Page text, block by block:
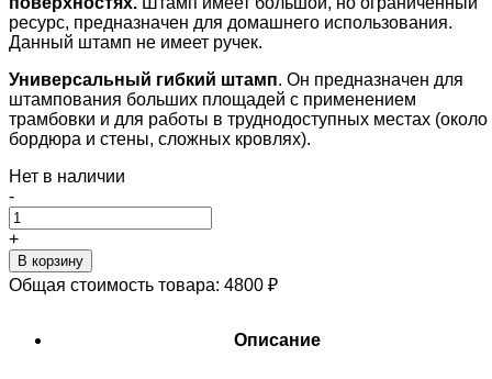
ресурс, предназначен для домашнего использования.
Данный штамп не имеет ручек.
Универсальный гибкий штамп. Он предназначен для
штампования больших площадей с применением
трамбовки и для работы в труднодоступных местах (около
бордюра и стены, сложных кровлях).
Нет в наличии
-
+
В корзину
Общая стоимость товара: 4800 ₽
Описание